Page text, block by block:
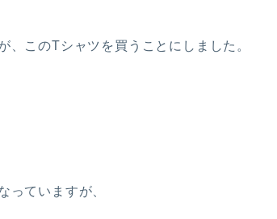
、このTシャツを買うことにしました。
っていますが、